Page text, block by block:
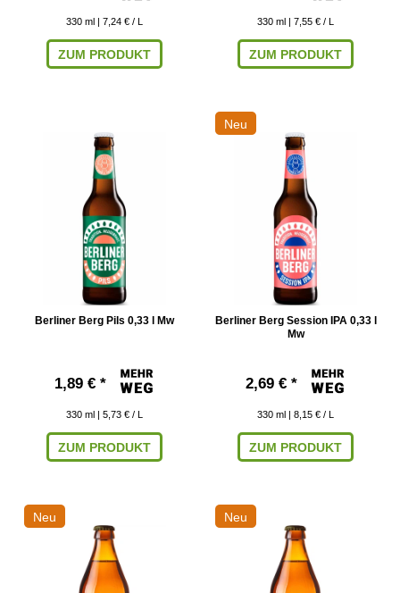
330 ml | 7,24 € / L
ZUM PRODUKT
330 ml | 7,55 € / L
ZUM PRODUKT
Berliner Berg Pils 0,33 l Mw
1,89 € *
330 ml | 5,73 € / L
ZUM PRODUKT
Neu
Berliner Berg Session IPA 0,33 l
Mw
2,69 € *
330 ml | 8,15 € / L
ZUM PRODUKT
Neu Neu